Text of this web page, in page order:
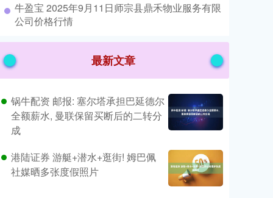
​牛盈宝 2025年9月11日师宗县鼎禾物业服务有限
公司价格行情
最新文章
锅牛配资 邮报: 塞尔塔承担巴延德尔
全额薪水, 曼联保留买断后的二转分
成
港陆证券 游艇+潜水+逛街! 姆巴佩
社媒晒多张度假照片